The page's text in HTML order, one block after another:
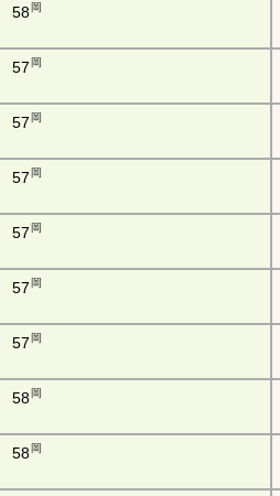
58岡
57 岡
57 岡
57 岡
57 岡
57 岡
57 岡
58岡
58岡